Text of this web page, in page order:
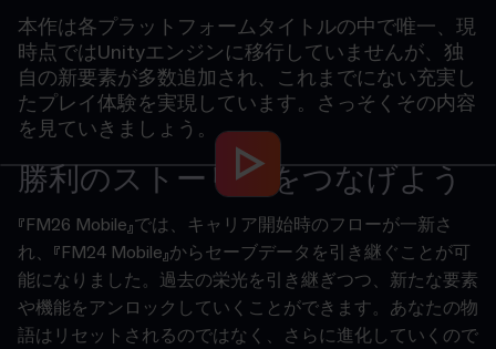
本作は各プラットフォームタイトルの中で唯一、現
時点ではUnityエンジンに移行していませんが、独
自の新要素が多数追加され、これまでにない充実し
たプレイ体験を実現しています。さっそくその内容
を見ていきましょう。
勝利のストーリーをつなげよう
『FM26 Mobile』では、キャリア開始時のフローが一新さ
れ、『FM24 Mobile』からセーブデータを引き継ぐことが可
能になりました。過去の栄光を引き継ぎつつ、新たな要素
や機能をアンロックしていくことができます。あなたの物
語はリセットされるのではなく、さらに進化していくので